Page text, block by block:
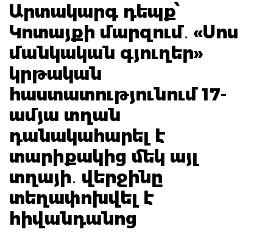
Արտակարգ դեպք՝
Կոտայքի մարզում․ «Սոս
մանկական գյուղեր»
կրթական
հաստատությունում 17-
ամյա տղան
դանակահարել է
տարիքակից մեկ այլ
տղայի․ վերջինը
տեղափոխվել է
հիվանդանոց